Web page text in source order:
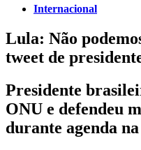
Internacional
Lula: Não
tweet de
Presidente
ONU e defendeu
durante agenda